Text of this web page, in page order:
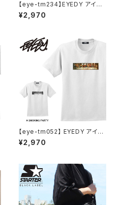
【eye-tm234】EYEDY アイデ
ィー GOD IS DEAD ショートス
リーブTシャツ 大きいサイズ W
¥2,970
【eye-tm052】 EYEDY アイデ
ィー 大きいサイズ メンズ Tシャ
ツ 半袖 XL XXL XXXL 半袖T
¥2,970